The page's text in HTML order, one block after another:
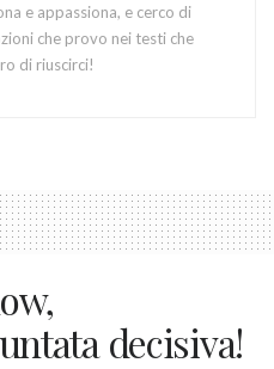
e appassiona, e cerco di
che provo nei testi che
di riuscirci!
decisiva!